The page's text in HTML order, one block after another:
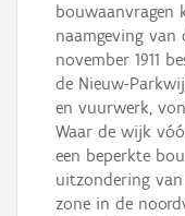
bouwaanvragen
naamgeving
november 1911
de Nieuw-
en vuurwerk,
Waar de wijk
een beperkte
uitzondering
zone in de